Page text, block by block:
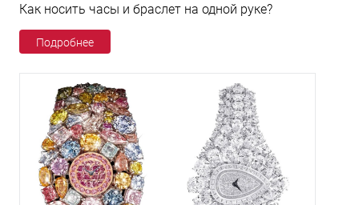
Как носить часы и браслет на одной руке?
Подробнее